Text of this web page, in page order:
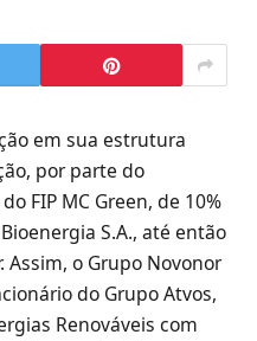
em sua estrutura
por parte do
FIP MC Green, de 10%
S.A., até então
o Grupo Novonor
do Grupo Atvos,
Renováveis com